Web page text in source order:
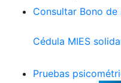
Consultar Bono
Cédula MIES
Pruebas